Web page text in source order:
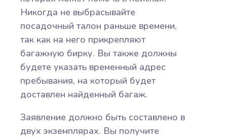
Никогда не выбрасывайте
посадочный талон раньше времени,
так как на него прикрепляют
багажную бирку. Вы также должны
будете указать временный адрес
пребывания, на который будет
доставлен найденный багаж.
Заявление должно быть составлено в
двух экземплярах. Вы получите